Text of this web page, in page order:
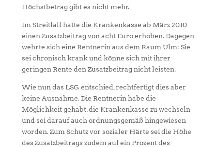
Höchstbetrag gibt es nicht mehr.
Im Streitfall hatte die Krankenkasse ab März 2010
einen Zusatzbeitrag von acht Euro erhoben. Dagegen
wehrte sich eine Rentnerin aus dem Raum Ulm: Sie
sei chronisch krank und könne sich mit ihrer
geringen Rente den Zusatzbeitrag nicht leisten.
Wie nun das LSG entschied, rechtfertigt dies aber
keine Ausnahme. Die Rentnerin habe die
Möglichkeit gehabt, die Krankenkasse zu wechseln
und sei darauf auch ordnungsgemäß hingewiesen
worden. Zum Schutz vor sozialer Härte sei die Höhe
des Zusatzbeitrags zudem auf ein Prozent des